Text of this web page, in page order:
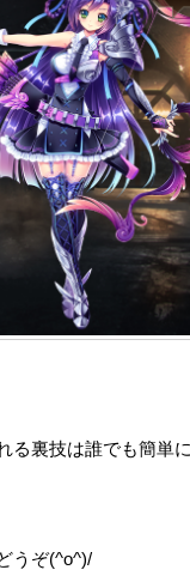
る裏技は誰でも簡単
うぞ(^o^)/